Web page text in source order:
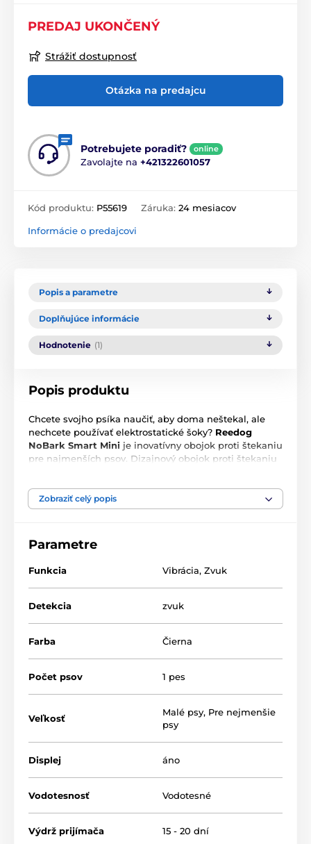
PREDAJ UKONČENÝ
Strážiť dostupnosť
Otázka na predajcu
Potrebujete poradiť? online
Zavolajte na +421322601057
Kód produktu: P55619 Záruka: 24 mesiacov
Informácie o predajcovi
Popis a parametre
Doplňujúce informácie
Hodnotenie (1)
Popis produktu
Chcete svojho psíka naučiť, aby doma neštekal, ale
nechcete používať elektrostatické šoky? Reedog
NoBark Smart Mini je inovatívny obojok proti štekaniu
pre najmenších psov. Dizajnový obojok proti štekaniu
vhodný nielen pre jorkšíra, pomeryána, čivavu,
mopslíka alebo jazvečíka shmotnosťou od 2 do 6 kg.
sekundovú reakciu na štekanie.
korekciea intenzitu
Reedog NoBark Smart Mini ponúka veľkú
kapacitu batérie, stačí ho
nabíjaťlen raz za mesiac!
Zobraziť celý popis
Parametre
Funkcia Vibrácia, Zvuk
Detekcia zvuk
Farba Čierna
Počet psov 1 pes
Veľkosť
Malé psy, Pre nejmenšie
psy
Displej áno
Vodotesnosť Vodotesné
Výdrž prijímača 15 - 20 dní